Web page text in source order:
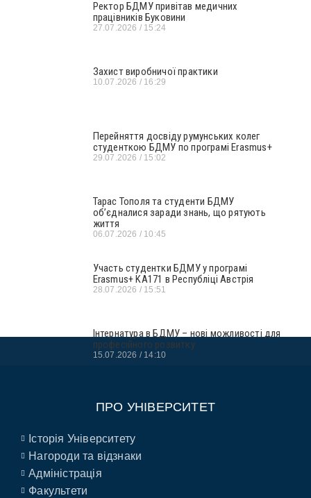
Ректор БДМУ привітав медичних
працівників Буковини
27.07.2026 15:24
Захист виробничої практики
10.07.2026 16:29
Перейняття досвіду румунських колег
студенткою БДМУ по програмі Erasmus+
29.07.2026 15:02
Тарас Тополя та студенти БДМУ
об’єдналися заради знань, що рятують
життя
06.07.2026 10:45
Участь студентки БДМУ у програмі
Erasmus+ KA171 в Республіці Австрія
28.07.2026 15:51
Інтернатура в БДМУ – нові можливості для
професійного розвитку
15.07.2026 14:10
ПРО УНІВЕРСИТЕТ
Історія Університету
Нагороди та відзнаки
Адміністрація
Факультети